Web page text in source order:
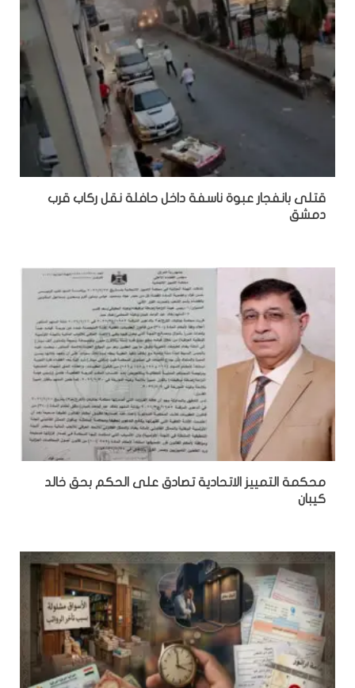
قتلى بانفجار عبوة ناسفة داخل حافلة نقل ركاب قرب
دمشق
محكمة التمييز الاتحادية تصادق على الحكم بحق خالد
كيبان